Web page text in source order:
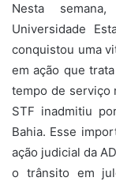
Nesta
Universidade
conquistou uma
em ação que
tempo de serviço
STF inadmitiu
Bahia. Esse
ação judicial da
o trânsito em